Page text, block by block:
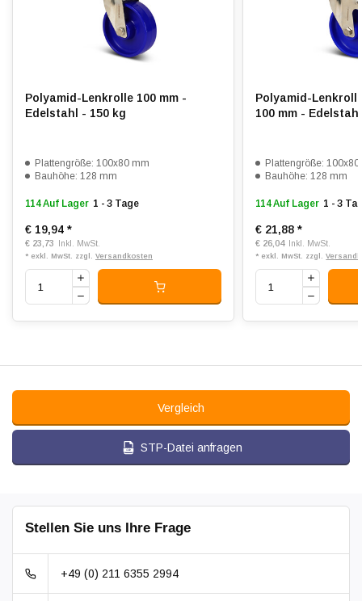
Temperatur: - 20 / + 80 °C
Polyamid-Lenkrolle 100 mm -
Edelstahl - 150 kg
Plattengröße: 100x80 mm
Bauhöhe: 128 mm
114 Auf Lager 1 - 3 Tage
€ 19,94 *
€ 23,73 Inkl. MwSt.
* exkl. MwSt. zzgl. Versandkosten
Polyamid-
100 mm -
Plattengröße:
Bauhöhe: 128 mm
114 Auf Lager 1 - 3
€ 21,88*
€ 26,04 Inkl. MwSt.
* exkl. MwSt. zzgl.
Vergleich
STP-Datei anfragen
Stellen Sie uns Ihre Frage
+49 (0) 211 6355 2994